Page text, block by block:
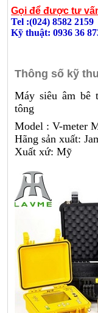
Gọi để được tư
Tel :(024) 8582 2159
Kỹ thuật: 0936 36
Thông số kỹ
Máy siêu âm bê
tông
Model : V-meter
Hãng sản xuất:
Xuất xứ: Mỹ